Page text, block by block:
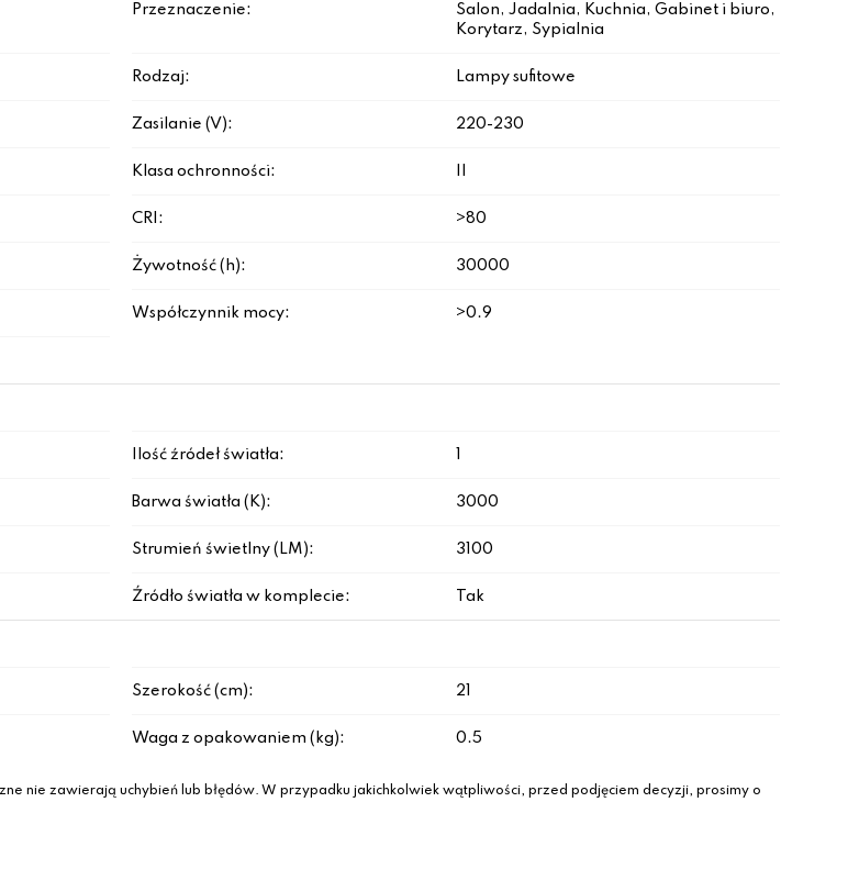
Przeznaczenie:
Salon, Jadalnia, Kuchnia, Gabinet i biuro,
Korytarz, Sypialnia
Rodzaj: Lampy sufitowe
Zasilanie (V): 220-230
Klasa ochronności:
CRI: >80
Żywotność (h): 30000
Współczynnik mocy: >0.9
Ilość źródeł światła:
Barwa światła (K): 3000
Strumień świetlny (LM): 3100
Źródło światła w komplecie: Tak
Szerokość (cm): 21
Waga z opakowaniem (kg): 0.5
nie zawierają uchybień lub błędów. W przypadku jakichkolwiek wątpliwości, przed podjęciem decyzji, prosimy o